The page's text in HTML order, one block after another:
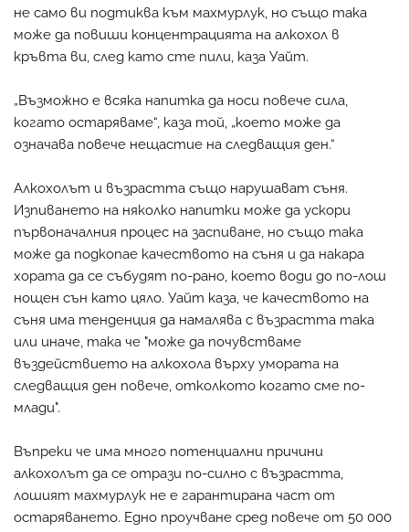
не само ви подтиква към махмурлук, но също така
може да повиши концентрацията на алкохол в
кръвта ви, след като сте пили, каза Уайт.
„Възможно е всяка напитка да носи повече сила,
когато остаряваме“, каза той, „което може да
означава повече нещастие на следващия ден.“
Алкохолът и възрастта също нарушават съня.
Изпиването на няколко напитки може да ускори
първоначалния процес на заспиване, но също така
може да подкопае качеството на съня и да накара
хората да се събудят по-рано, което води до по-лош
нощен сън като цяло. Уайт каза, че качеството на
съня има тенденция да намалява с възрастта така
или иначе, така че "може да почувстваме
въздействието на алкохола върху умората на
следващия ден повече, отколкото когато сме по-
млади".
Въпреки че има много потенциални причини
алкохолът да се отрази по-силно с възрастта,
лошият махмурлук не е гарантирана част от
остаряването. Едно проучване сред повече от 50 000